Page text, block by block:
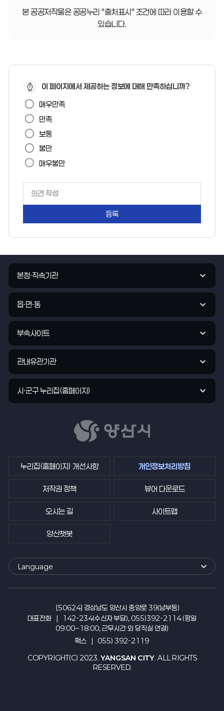
본 공공저작물은 공공누리 "출처표시" 조건에 따라 이용할 수
있습니다.
페
이
지
만
족
도
이 페이지에서 제공하는 정보에 대해 만족하십니까?
매우만족
만족
보통
불만
매우불만
평
가
입
력
관
기
바
가
기
본청·직속기관
읍·면·동
부속사이트
관내유관기관
시·군구 누리집(홈페이지)
누리집(홈페이지) 개선사항 개인정보처리방침
저작권 정책 뷰어 다운로드
오시는 길 사이트맵
양산챗봇
Language
외
국
[50624] 경상남도 양산시 중앙로 39(남부동)
대표전화
142-234(수신자 부담), 055)392-2114 (평일
09:00~18:00, 근무시간 외 당직실 연결)
팩스
055) 392-2119
COPYRIGHT(C) 2023. YANGSAN CITY. ALL RIGHTS
RESERVED.